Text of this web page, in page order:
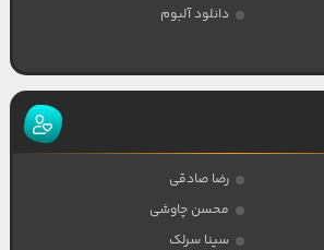
دانلود آلبوم
رضا صادقی
محسن چاوشی
سینا سرلک